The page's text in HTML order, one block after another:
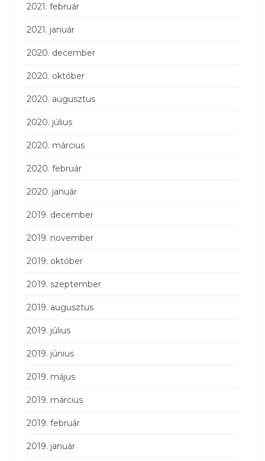
2021. február
2021. január
2020. december
2020. október
2020. augusztus
2020. július
2020. március
2020. február
2020. január
2019. december
2019. november
2019. október
2019. szeptember
2019. augusztus
2019. július
2019. június
2019. május
2019. március
2019. február
2019. január